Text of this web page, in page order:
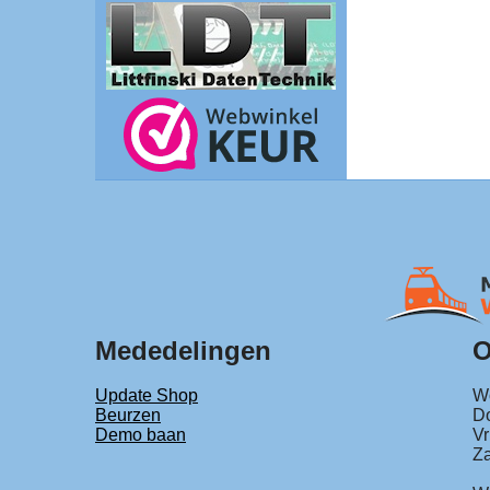
Mededelingen
Update Shop
Beurzen
Demo baan